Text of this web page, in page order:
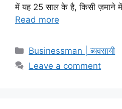
में यह 25 साल के है, किसी ज़माने
Read more
Categories
Businessman | ब्यवसायी
Leave a comment